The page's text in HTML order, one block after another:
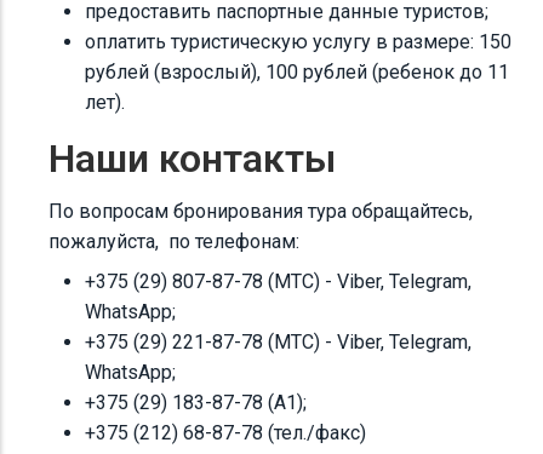
предоставить паспортные данные туристов;
оплатить туристическую услугу в размере: 150
рублей (взрослый), 100 рублей (ребенок до 11
лет).
Наши контакты
По вопросам бронирования тура обращайтесь,
пожалуйста, по телефонам:
+375 (29) 807-87-78 (МТС) - Viber, Telegram,
WhatsApp;‪‪
+375 (29) 221-87-78‬ (МТС) - Viber, Telegram,
WhatsApp;
‪+375 (29) 183-87-78‬ (A1);
‪+375 (212) 68-87-78‬ (тел./факс)